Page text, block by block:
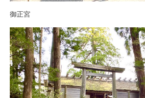
御正宮